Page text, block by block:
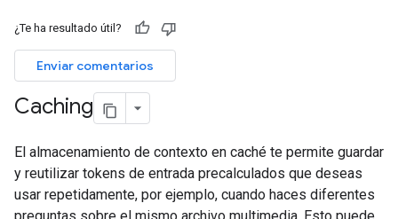
¿Te ha resultado útil?
Enviar comentarios
Caching
El almacenamiento de contexto en caché te permite guardar
y reutilizar tokens de entrada precalculados que deseas
usar repetidamente, por ejemplo, cuando haces diferentes